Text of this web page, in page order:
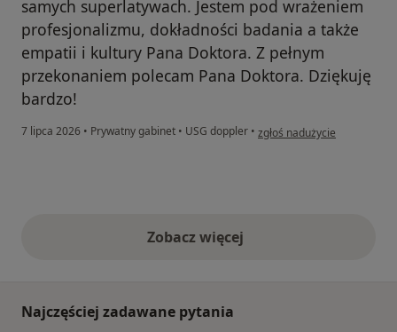
samych superlatywach. Jestem pod wrażeniem
profesjonalizmu, dokładności badania a także
empatii i kultury Pana Doktora. Z pełnym
przekonaniem polecam Pana Doktora. Dziękuję
bardzo!
7 lipca 2026 • Prywatny gabinet • USG doppler • w opinii użytkownika Alicja L
zgłoś nadużycie
Zobacz więcejopinie powyżej
Najczęściej zadawane pytania